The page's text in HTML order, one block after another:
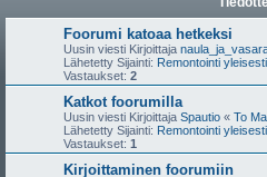
Foorumi katoaa hetkeksi
Uusin viesti Kirjoittaja
Lähetetty Sijainti: Remontointi yleisesti
Vastaukset: 2
Katkot foorumilla
Uusin viesti Kirjoittaja Spautio « To
Lähetetty Sijainti: Remontointi yleisesti
Vastaukset: 1
Kirjoittaminen foorumiin